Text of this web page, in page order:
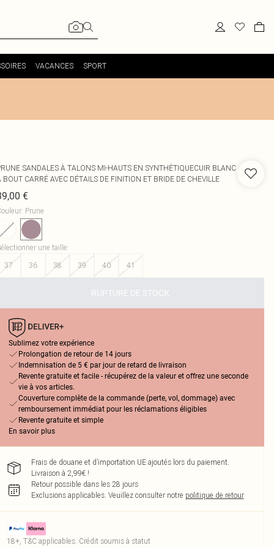
VACANCES SPORT
SANDALES À TALONS MI-HAUTS EN SYNTHÉTIQUECUIR BLANC
BOUT CARRÉ AVEC DÉTAILS DE FINITION ET BRIDE DE CHEVILLE
€
: Prune
une taille:
37
36 38 39 40 41
RUPTURE DE STOCK
Sublimez votre expérience
Prolongation de retour de 14 jours
Indemnisation de 5 € par jour de retard de livraison
Revente gratuite et facile - récupérez de la valeur et offrez une seconde
vie à vos articles.
Couverture complète de la commande (perte, vol, dommage) avec
remboursement immédiat pour les réclamations éligibles
Revente gratuite et simple
En savoir plus
Frais de douane et d’importation UE ajoutés lors du paiement.
Livraison à 2,99€ !
Retour possible dans les 28 jours
Exclusions applicables. Veuillez consulter notre politique de retour
18+, T&C applicables. Crédit soumis à statut